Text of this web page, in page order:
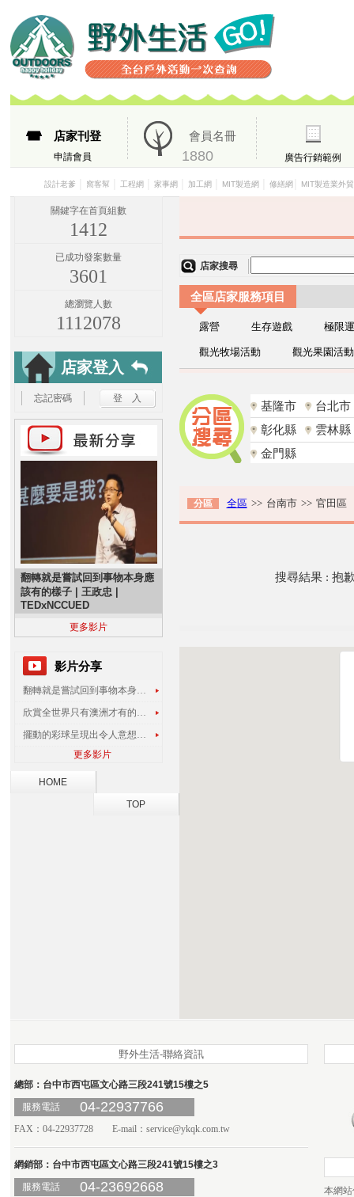
店家刊登
申請會員
會員名冊
1880 廣告行銷範例
設計老爹 窩客幫 工程網 家事網 加工網 MIT製造網 修繕網 MIT製造業外
關鍵字在首頁組數
1412
已成功發案數量
3601
總瀏覽人數
1112078
店家登入
忘記密碼
翻轉就是嘗試回到事物本身應
該有的樣子 | 王政忠 |
TEDxNCCUED
更多影片
影片分享
翻轉就是嘗試回到事物本身應該有的樣子 | 王政忠 | TEDxNCCUED
欣賞全世界只有澳洲才有的孔雀蜘蛛
擺動的彩球呈現出令人意想不到的視覺效果
更多影片
店家搜尋
全區店家服務項目
露營 生存遊戲 極限
觀光牧場活動 觀光果園活動
基隆市
台北市
彰化縣
雲林縣
金門縣
分區 全區 >> 台南市 >> 官田區
搜尋結果 : 抱
HOME
TOP
野外生活-聯絡資訊
總部：台中市西屯區文心路三段241號15樓之5
服務電話
04-22937766
FAX：04-22937728 E-mail： service@ykqk.com.tw
網銷部：台中市西屯區文心路三段241號15樓之3
服務電話
04-23692668
本網